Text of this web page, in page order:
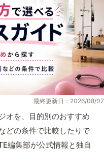
最終更新日：2026/08/07
オを、目的別のおすすめ
どの条件で比較したりで
編集部が公式情報と独自